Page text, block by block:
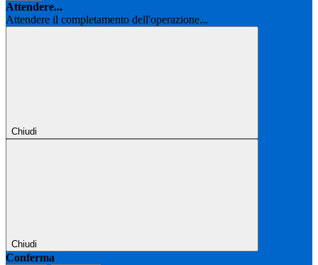
Attendere...
Attendere il completamento dell'operazione...
Chiudi
Chiudi
Conferma